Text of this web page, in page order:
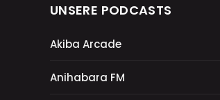
UNSERE PODCASTS
Akiba Arcade
Anihabara FM